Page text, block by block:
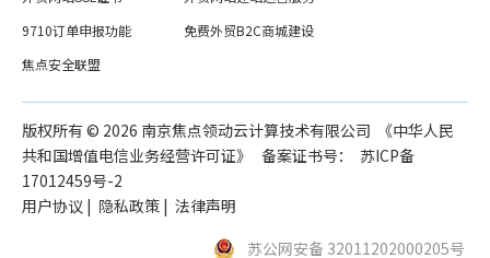
9710订单申报功能
免费外贸B2C商城建设
焦点安全联盟
版权所有 ©️ 2026 南京焦点领动云计算技术有限公司 《中华人民
共和国增值电信业务经营许可证》 备案证书号： 苏ICP备
17012459号-2
用户协议 | 隐私政策 | 法律声明
苏公网安备 32011202000205号